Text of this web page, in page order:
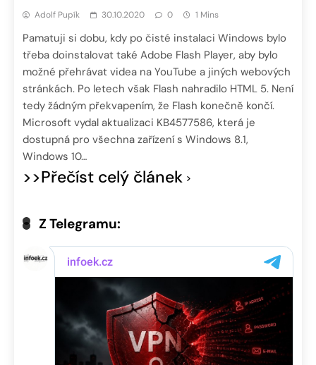
Adolf Pupík 30.10.2020 0 1 Mins
Pamatuji si dobu, kdy po čisté instalaci Windows bylo
třeba doinstalovat také Adobe Flash Player, aby bylo
možné přehrávat videa na YouTube a jiných webových
stránkách. Po letech však Flash nahradilo HTML 5. Není
tedy žádným překvapením, že Flash konečně končí.
Microsoft vydal aktualizaci KB4577586, která je
dostupná pro všechna zařízení s Windows 8.1,
Windows 10…
>>Přečíst celý článek
Z Telegramu: